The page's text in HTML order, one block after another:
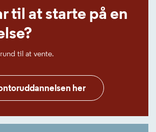
til at starte på en
til at vente.
her